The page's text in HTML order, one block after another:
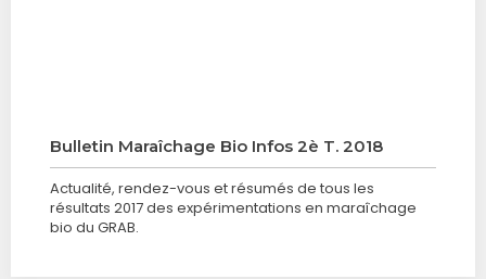
Bulletin Maraîchage Bio Infos 2è T. 2018
Actualité, rendez-vous et résumés de tous les
résultats 2017 des expérimentations en maraîchage
bio du GRAB.